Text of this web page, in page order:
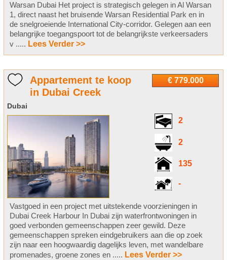
Warsan Dubai Het project is strategisch gelegen in Al Warsan
1, direct naast het bruisende Warsan Residential Park en in
de snelgroeiende International City-corridor. Gelegen aan een
belangrijke toegangspoort tot de belangrijkste verkeersaders
v ..... Lees Verder >>
€ 779.000
Appartement te koop
in Dubai Creek
Dubai
2
2
135
-
Vastgoed in een project met uitstekende voorzieningen in
Dubai Creek Harbour In Dubai zijn waterfrontwoningen in
goed verbonden gemeenschappen zeer gewild. Deze
gemeenschappen spreken eindgebruikers aan die op zoek
zijn naar een hoogwaardig dagelijks leven, met wandelbare
promenades, groene zones en ..... Lees Verder >>